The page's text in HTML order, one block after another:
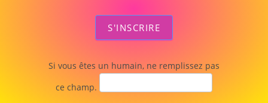
S'INSCRIRE
Si vous êtes un humain, ne remplissez pas
ce champ.